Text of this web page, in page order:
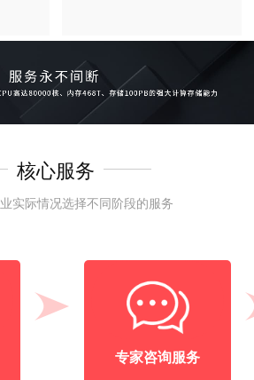
所有已发送的邮
件 各客户端均
可自动保存
核心服务
实际情况选择不同阶段的服务
专家咨询服务